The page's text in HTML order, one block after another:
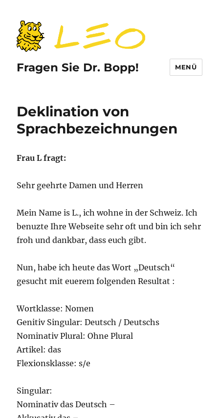
Fragen Sie Dr. Bopp! MENÜ
Deklination von
Sprachbezeichnungen
Frau L fragt:
Sehr geehrte Damen und Herren
Mein Name is L., ich wohne in der Schweiz. Ich
benuzte Ihre Webseite sehr oft und bin ich sehr
froh und dankbar, dass euch gibt.
Nun, habe ich heute das Wort „Deutsch“
gesucht mit euerem folgenden Resultat :
Wortklasse: Nomen
Genitiv Singular: Deutsch / Deutschs
Nominativ Plural: Ohne Plural
Artikel: das
Flexionsklasse: s/e
Singular:
Nominativ das Deutsch –